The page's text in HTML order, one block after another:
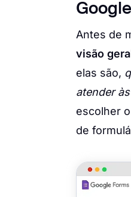
Antes de
visão
elas são,
atender
escolher
de